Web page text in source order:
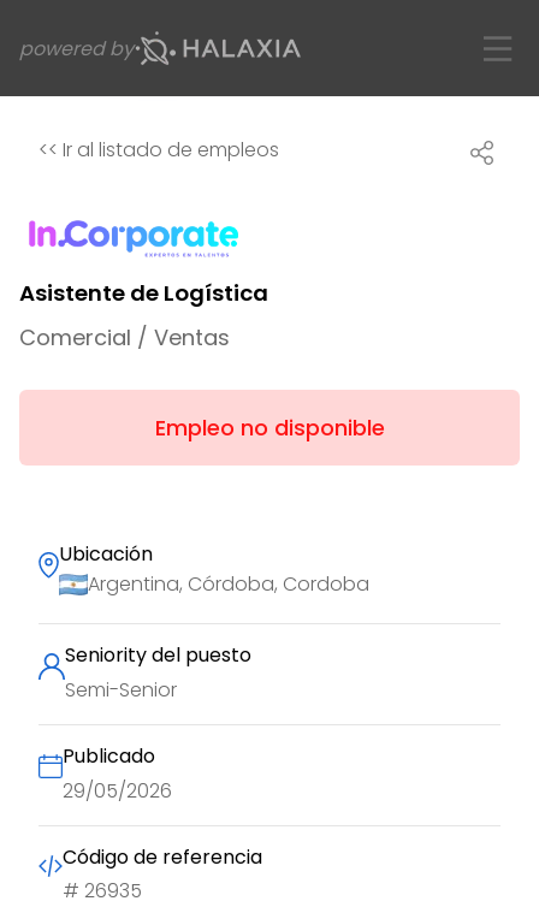
powered by
<< Ir al listado de empleos
Asistente de Logística
Comercial / Ventas
Empleo no disponible
Ubicación
Argentina, Córdoba, Cordoba
Seniority del puesto
Semi-Senior
Publicado
29/05/2026
Código de referencia
# 26935